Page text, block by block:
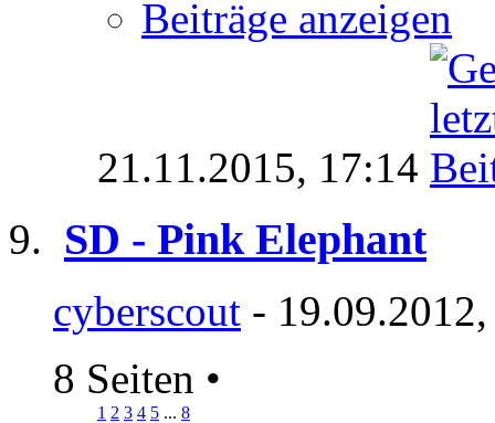
Beiträge anzeigen
21.11.2015, 17:14
SD - Pink Elephant
cyberscout -
8 Seiten •
1 2 3 4 5 ... 8